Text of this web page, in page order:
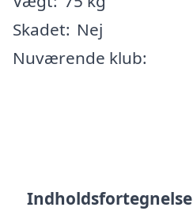
Skadet: Nej
Nuværende klub:
Indholdsfortegnelse